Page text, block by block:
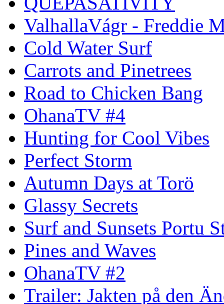
ValhallaVágr - Freddie
Cold Water Surf
Carrots and Pinetrees
Road to Chicken Bang
OhanaTV #4
Hunting for Cool Vibes
Perfect Storm
Autumn Days at Torö
Glassy Secrets
Surf and Sunsets Portu
Pines and Waves
OhanaTV #2
Trailer: Jakten på den